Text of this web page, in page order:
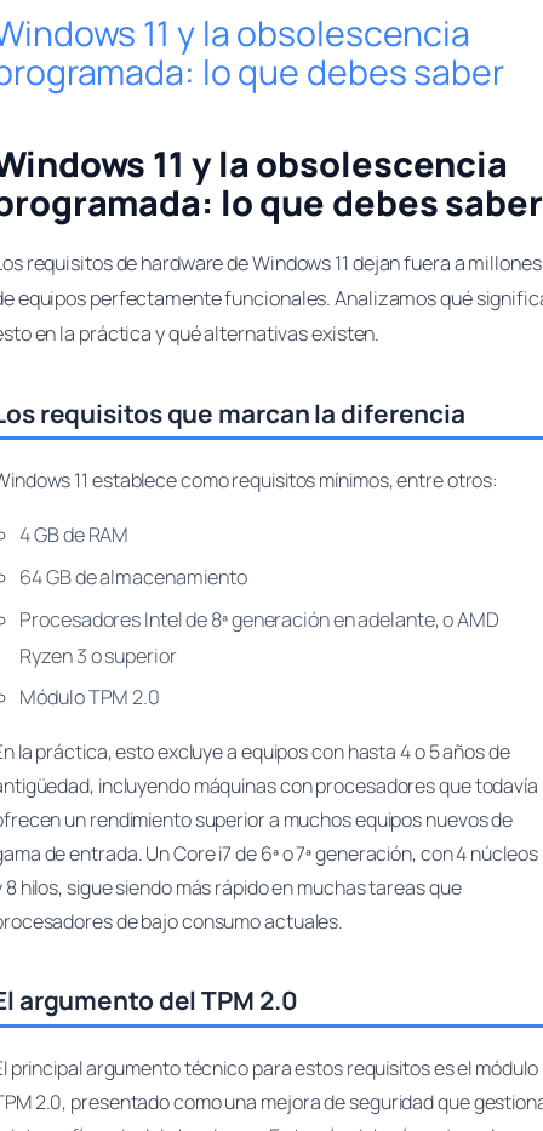
11 y la obsolescencia
lo que debes saber
11 y la obsolescencia
lo que debes saber
requisitos de hardware de Windows 11 dejan fuera a millones
equipos perfectamente funcionales. Analizamos qué
en la práctica y qué alternativas existen.
requisitos que marcan la diferencia
11 establece como requisitos mínimos, entre otros:
4 GB de RAM
64 GB de almacenamiento
Procesadores Intel de 8ª generación en adelante, o AMD
Ryzen 3 o superior
Módulo TPM 2.0
la práctica, esto excluye a equipos con hasta 4 o 5 años de
incluyendo máquinas con procesadores que todavía
un rendimiento superior a muchos equipos nuevos de
de entrada. Un Core i7 de 6ª o 7ª generación, con 4 núcleos
8 hilos, sigue siendo más rápido en muchas tareas que
de bajo consumo actuales.
argumento del TPM 2.0
principal argumento técnico para estos requisitos es el módulo
2.0, presentado como una mejora de seguridad que